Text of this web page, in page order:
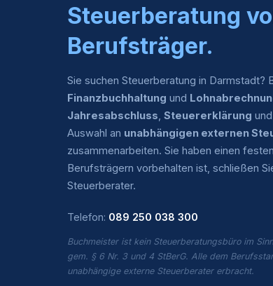
Steuerberatung
Berufsträger.
Sie suchen Steuerberatung in Darmstadt?
Finanzbuchhaltung und
Jahresabschluss, Steuererklärung und
Auswahl an unabhängigen externen
zusammenarbeiten. Sie haben einen
Berufsträgern vorbehalten ist, schließen
Steuerberater.
Telefon: 089 250 038 300
Buchmeister ist kein Steuerberatungsbüro im
gem. § 6 Nr. 3 und 4 StBerG. Alle dem
unabhängige externe Steuerberater erbracht.